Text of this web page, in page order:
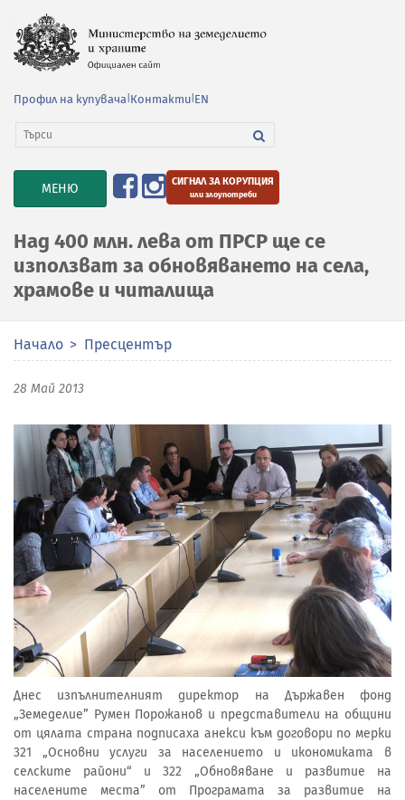
Профил на купувача Контакти EN
TOGGLE
NAVIGATION
МЕНЮ СИГНАЛ ЗА КОРУПЦИЯ
или злоупотреби
Над 400 млн. лева от ПРСР ще се
използват за обновяването на села,
храмове и читалища
Начало Пресцентър
28 Май 2013
Днес изпълнителният директор на Държавен фонд
„Земеделие” Румен Порожанов и представители на общини
от цялата страна подписаха анекси към договори по мерки
321 „Основни услуги за населението и икономиката в
селските райони“ и 322 „Обновяване и развитие на
населените места” от Програмата за развитие на